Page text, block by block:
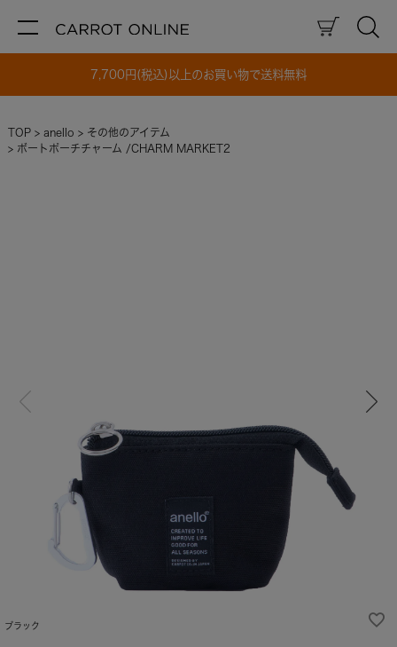
7,700円(税込)以上のお買い物で送料無料
TOP anello
その他のアイテム
ボートポーチチャーム /CHARM MARKET2
ブラック